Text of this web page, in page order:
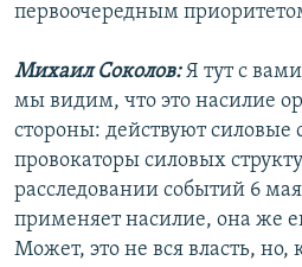
первоочередным
Михаил Соколов:Я тут с
мы видим, что это насилие
стороны: действуют силовые
провокаторы силовых
расследовании событий 6
применяет насилие, она же
Может, это не вся власть,